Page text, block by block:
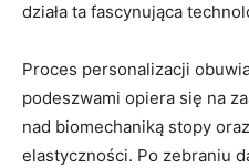
działa ta fascynująca
Proces personalizacji
podeszwami ⁣opiera się na
‍nad biomechaniką ⁢stopy
elastyczności. Po zebraniu